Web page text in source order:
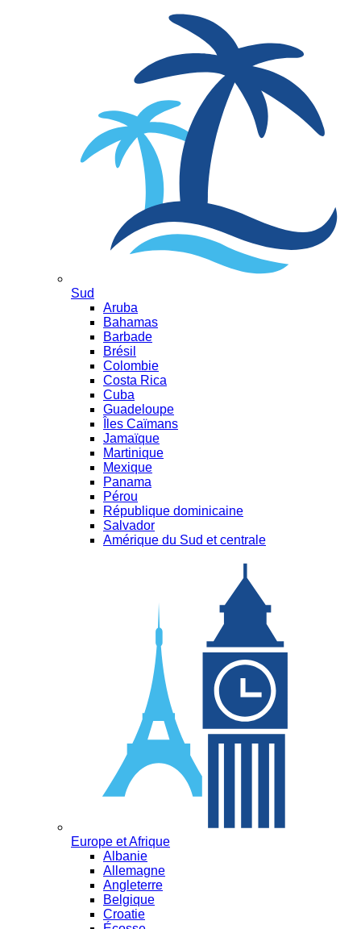
Sud
Aruba
Bahamas
Barbade
Brésil
Colombie
Costa Rica
Cuba
Guadeloupe
Îles Caïmans
Jamaïque
Martinique
Mexique
Panama
Pérou
République dominicaine
Salvador
Amérique du Sud et centrale
Europe et Afrique
Albanie
Allemagne
Angleterre
Belgique
Croatie